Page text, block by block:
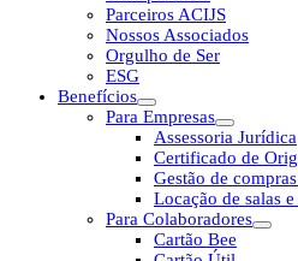
Parceiros ACIJS
Nossos Associados
Orgulho de Ser
ESG
Benefícios
Para Empresas
Assessoria Jurídica
Certificado de
Gestão de
Locação de salas
Para Colaboradores
Cartão Bee